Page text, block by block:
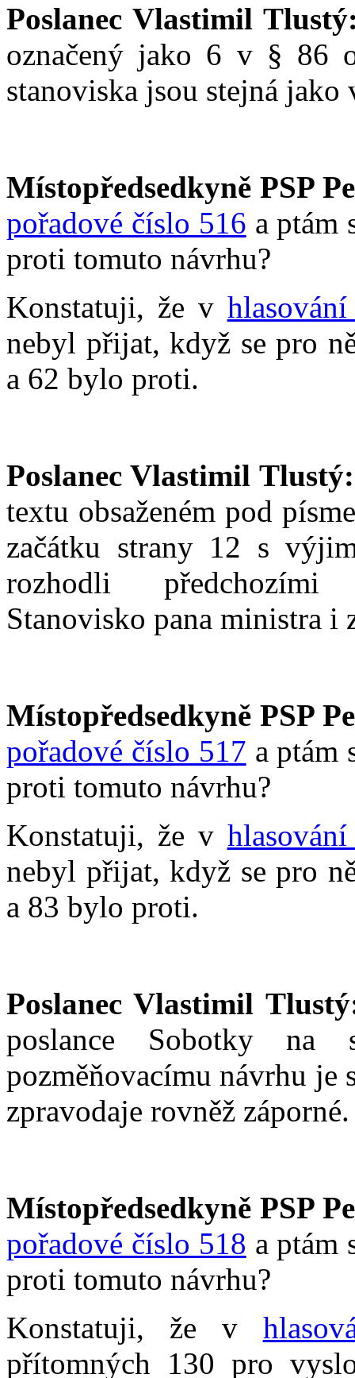
Poslanec Vlastimil
označený jako 6 v § 86
stanoviska jsou stejná
Místopředsedkyně PSP
pořadové číslo 516 a ptám
proti tomuto návrhu?
Konstatuji, že v
nebyl přijat, když se pro
a 62 bylo proti.
Poslanec Vlastimil Tlustý:
textu obsaženém pod
začátku strany 12 s
rozhodli předchozími
Stanovisko pana ministra i
Místopředsedkyně PSP
pořadové číslo 517 a ptám
proti tomuto návrhu?
Konstatuji, že v
nebyl přijat, když se pro
a 83 bylo proti.
Poslanec Vlastimil
poslance Sobotky
pozměňovacímu návrhu je
zpravodaje rovněž záporné.
Místopředsedkyně PSP
pořadové číslo 518 a ptám
proti tomuto návrhu?
Konstatuji, že v
přítomných 130 pro